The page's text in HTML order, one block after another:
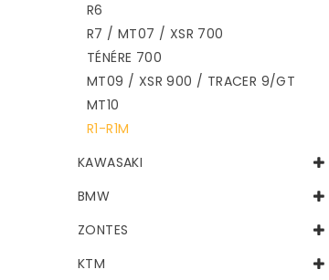
R6
R7 / MT07 / XSR 700
TÉNÉRE 700
MT09 / XSR 900 / TRACER 9/GT
MT10
R1-R1M
KAWASAKI
BMW
ZONTES
KTM